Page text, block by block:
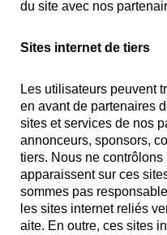
du site avec nos
Sites internet de tiers
Les utilisateurs peuvent
en avant de partenaires
sites et services de nos
annonceurs, sponsors,
tiers. Nous ne
apparaissent sur ces
sommes pas
les sites internet reliés
aite. En outre, ces sites